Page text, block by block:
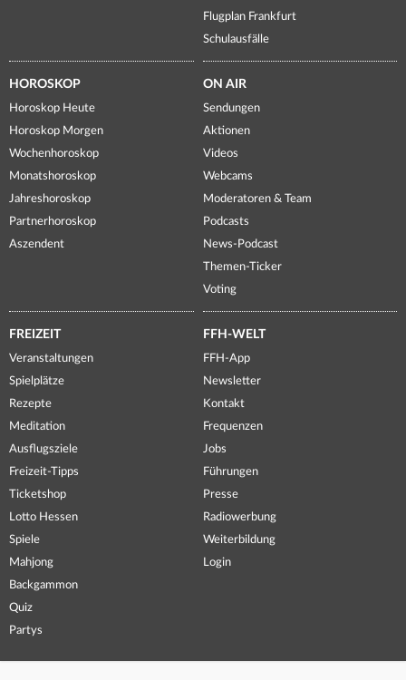
Flugplan Frankfurt
Schulausfälle
HOROSKOP
Horoskop Heute
Horoskop Morgen
Wochenhoroskop
Monatshoroskop
Jahreshoroskop
Partnerhoroskop
Aszendent
ON AIR
Sendungen
Aktionen
Videos
Webcams
Moderatoren & Team
Podcasts
News-Podcast
Themen-Ticker
Voting
FREIZEIT
Veranstaltungen
Spielplätze
Rezepte
Meditation
Ausflugsziele
Freizeit-Tipps
Ticketshop
Lotto Hessen
Spiele
Mahjong
Backgammon
Quiz
Partys
FFH-WELT
FFH-App
Newsletter
Kontakt
Frequenzen
Jobs
Führungen
Presse
Radiowerbung
Weiterbildung
Login